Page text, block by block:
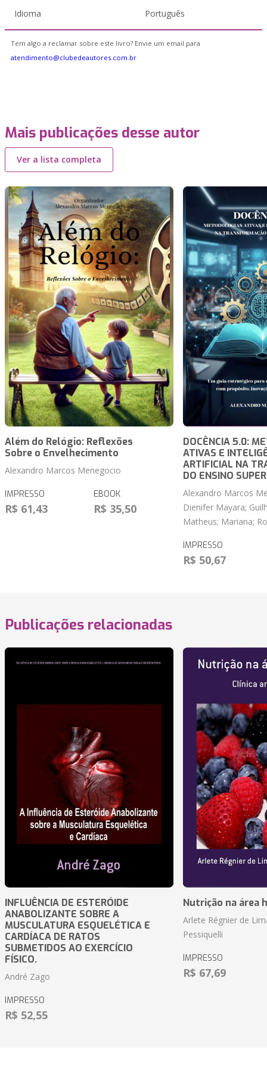
Idioma Português
Tem algo a reclamar sobre este livro? Envie um email para
atendimento@clubedeautores.com.br
Mais publicações desse autor
Ver a lista completa
Além do Relógio: Reflexões
Sobre o Envelhecimento
Alexandro Marcos Menegocio
IMPRESSO
R$ 61,43
EBOOK
R$ 35,50
DOCÊNCIA 5.0:
ATIVAS E
ARTIFICIAL NA
DO ENSINO
Alexandro Marcos
Dienifer Mayara;
Matheus; Mariana;
IMPRESSO
R$ 50,67
Publicações relacionadas
INFLUÊNCIA DE ESTERÓIDE
ANABOLIZANTE SOBRE A
MUSCULATURA ESQUELÉTICA E
CARDÍACA DE RATOS
SUBMETIDOS AO EXERCÍCIO
FÍSICO.
André Zago
IMPRESSO
R$ 52,55
Nutrição na área
Arlete Régnier de
Pessiquelli
IMPRESSO
R$ 67,69